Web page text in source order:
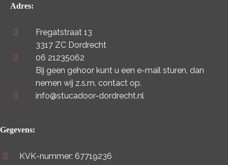
Adres:
Fregatstraat 13
3317 ZC Dordrecht
06 21235062
Bij geen gehoor kunt u een e-mail sturen, dan
nemen wij z.s.m. contact op.
info@stucadoor-dordrecht.nl
Gegevens:
KVK-nummer: 67719236